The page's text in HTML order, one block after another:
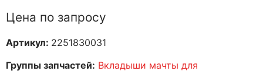
Цена по запросу
Артикул: 2251830031
Группы запчастей: Вкладыши мачты для